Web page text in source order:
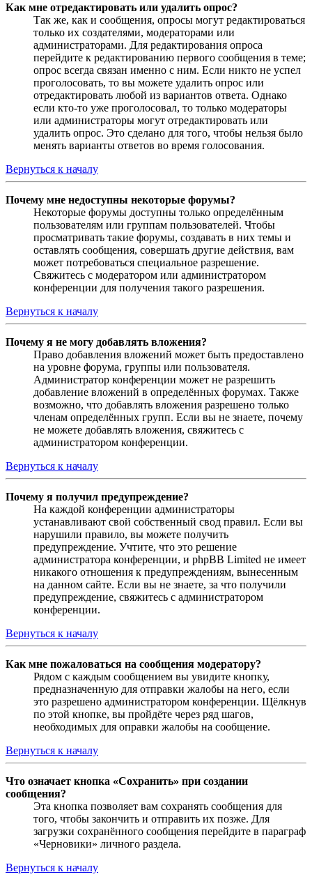
Как мне отредактировать или удалить опрос?
Так же, как и сообщения, опросы могут редактироваться
только их создателями, модераторами или
администраторами. Для редактирования опроса
перейдите к редактированию первого сообщения в теме;
опрос всегда связан именно с ним. Если никто не успел
проголосовать, то вы можете удалить опрос или
отредактировать любой из вариантов ответа. Однако
если кто-то уже проголосовал, то только модераторы
или администраторы могут отредактировать или
удалить опрос. Это сделано для того, чтобы нельзя было
менять варианты ответов во время голосования.
Вернуться к началу
Почему мне недоступны некоторые форумы?
Некоторые форумы доступны только определённым
пользователям или группам пользователей. Чтобы
просматривать такие форумы, создавать в них темы и
оставлять сообщения, совершать другие действия, вам
может потребоваться специальное разрешение.
Свяжитесь с модератором или администратором
конференции для получения такого разрешения.
Вернуться к началу
Почему я не могу добавлять вложения?
Право добавления вложений может быть предоставлено
на уровне форума, группы или пользователя.
Администратор конференции может не разрешить
добавление вложений в определённых форумах. Также
возможно, что добавлять вложения разрешено только
членам определённых групп. Если вы не знаете, почему
не можете добавлять вложения, свяжитесь с
администратором конференции.
Вернуться к началу
Почему я получил предупреждение?
На каждой конференции администраторы
устанавливают свой собственный свод правил. Если вы
нарушили правило, вы можете получить
предупреждение. Учтите, что это решение
администратора конференции, и phpBB Limited не имеет
никакого отношения к предупреждениям, вынесенным
на данном сайте. Если вы не знаете, за что получили
предупреждение, свяжитесь с администратором
конференции.
Вернуться к началу
Как мне пожаловаться на сообщения модератору?
Рядом с каждым сообщением вы увидите кнопку,
предназначенную для отправки жалобы на него, если
это разрешено администратором конференции. Щёлкнув
по этой кнопке, вы пройдёте через ряд шагов,
необходимых для оправки жалобы на сообщение.
Вернуться к началу
Что означает кнопка «Сохранить» при создании
сообщения?
Эта кнопка позволяет вам сохранять сообщения для
того, чтобы закончить и отправить их позже. Для
загрузки сохранённого сообщения перейдите в параграф
«Черновики» личного раздела.
Вернуться к началу